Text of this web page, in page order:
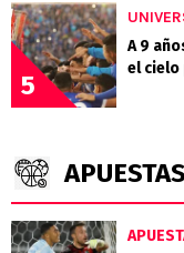
5
A 9
el cielo
APUESTAS